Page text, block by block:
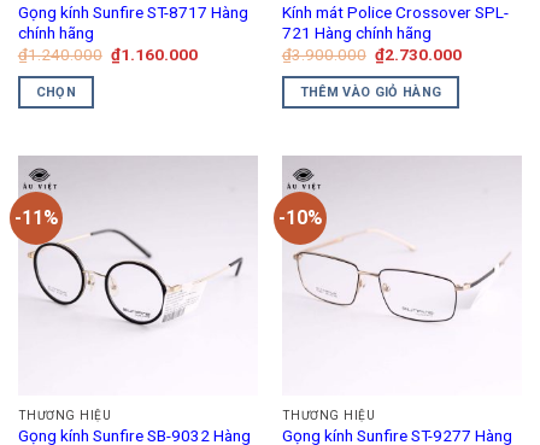
Gọng kính Sunfire ST-8717 Hàng
chính hãng
₫1.240.000 Giá
gốc
₫1.160.000Giá
CHỌN
này
có
nhiều
biến
thể.
Các
được
Kính mát Police Crossover SPL-
721 Hàng chính hãng
₫3.900.000 Giá
gốc
là:
₫3.900.000.
₫2.730.000Giá
THÊM VÀO GIỎ HÀNG
-11%
THƯƠNG HIỆU
Gọng kính Sunfire SB-9032 Hàng
-10%
THƯƠNG HIỆU
Gọng kính Sunfire ST-9277 Hàng